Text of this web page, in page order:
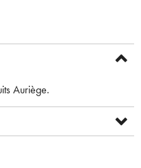
Auriège.